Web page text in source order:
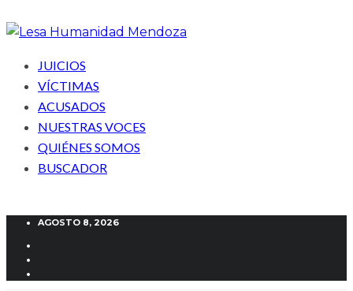
JUICIOS
VÍCTIMAS
ACUSADOS
NUESTRAS VOCES
QUIÉNES SOMOS
BUSCADOR
AGOSTO 8, 2026